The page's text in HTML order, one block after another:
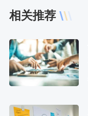
相关推荐